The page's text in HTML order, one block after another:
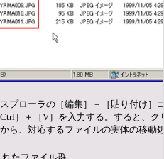
プローラの［編集］－［貼り付け］
］＋［V］を入力する。すると、ク
ら、対応するファイルの実体の移動